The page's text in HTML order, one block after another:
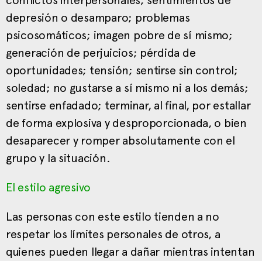
depresión o desamparo; problemas
psicosomáticos; imagen pobre de sí mismo;
generación de perjuicios; pérdida de
oportunidades; tensión; sentirse sin control;
soledad; no gustarse a sí mismo ni a los demás;
sentirse enfadado; terminar, al final, por estallar
de forma explosiva y desproporcionada, o bien
desaparecer y romper absolutamente con el
grupo y la situación.
El estilo agresivo
Las personas con este estilo tienden a no
respetar los límites personales de otros, a
quienes pueden llegar a dañar mientras intentan